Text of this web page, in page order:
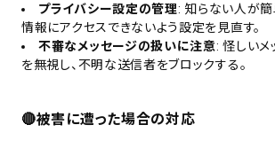
プライバシー設定の管理: 知らない人が簡
情報にアクセスできないよう設定を見直す。
不審なメッセージの扱いに注意: 怪しいメ
を無視し、不明な送信者をブロックする。
🔴被害に遭った場合の対応